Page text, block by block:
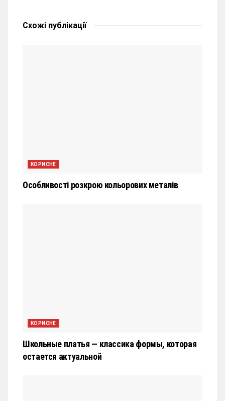
Схожі публікації
КОРИСНЕ
Особливості розкрою кольорових металів
КОРИСНЕ
Школьные платья — классика формы, которая
остается актуальной